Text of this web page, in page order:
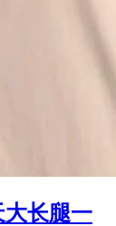
大长腿一